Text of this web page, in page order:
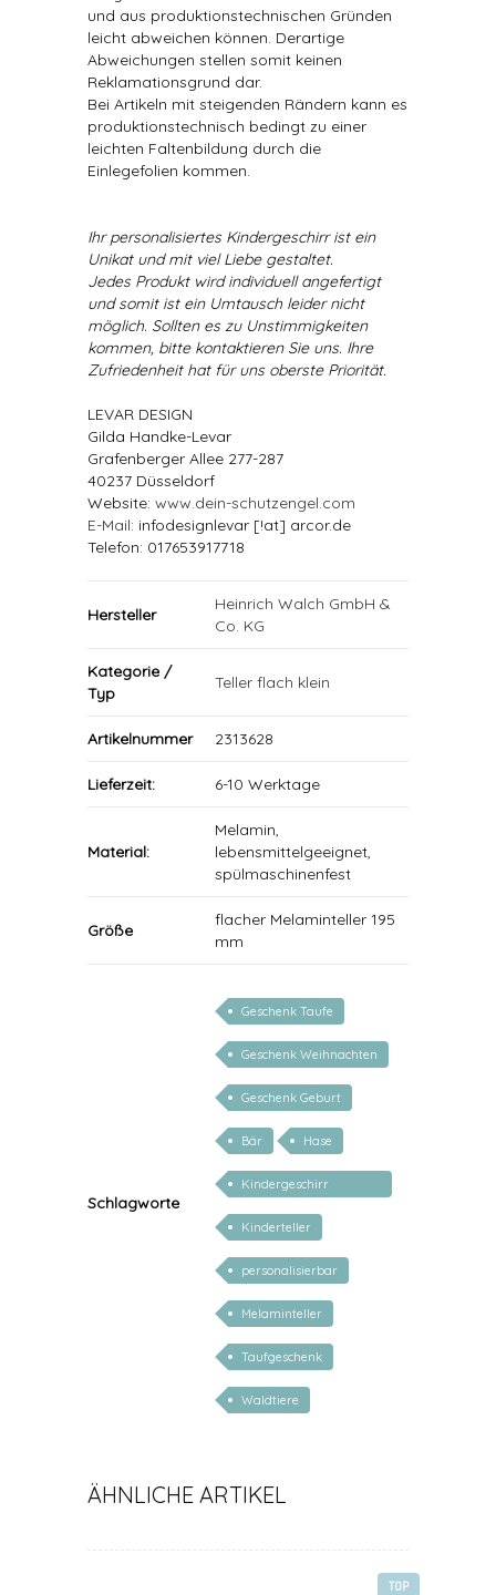
und aus produktionstechnischen Gründen
leicht abweichen können. Derartige
Abweichungen stellen somit keinen
Reklamationsgrund dar.
Bei Artikeln mit steigenden Rändern kann es
produktionstechnisch bedingt zu einer
leichten Faltenbildung durch die
Einlegefolien kommen.
Ihr personalisiertes Kindergeschirr ist ein
Unikat und mit viel Liebe gestaltet.
Jedes Produkt wird individuell angefertigt
und somit ist ein Umtausch leider nicht
möglich. Sollten es zu Unstimmigkeiten
kommen, bitte kontaktieren Sie uns. Ihre
Zufriedenheit hat für uns oberste Priorität.
LEVAR DESIGN
Gilda Handke-Levar
Grafenberger Allee 277-287
40237 Düsseldorf
Website: www.dein-schutzengel.com
E-Mail: infodesignlevar [!at] arcor.de
Telefon: 017653917718
Hersteller
Heinrich Walch GmbH &
Co. KG
Kategorie /
Typ
Teller flach klein
Artikelnummer 2313628
Lieferzeit: 6-10 Werktage
Material:
Melamin,
lebensmittelgeeignet,
spülmaschinenfest
Größe
flacher Melaminteller 195
mm
Schlagworte
Geschenk Taufe
Geschenk Weihnachten
Geschenk Geburt
Bär Hase
Kindergeschirr
personalisiert
Kinderteller
personalisierbar
Melaminteller
Taufgeschenk
Waldtiere
ÄHNLICHE ARTIKEL
TOP